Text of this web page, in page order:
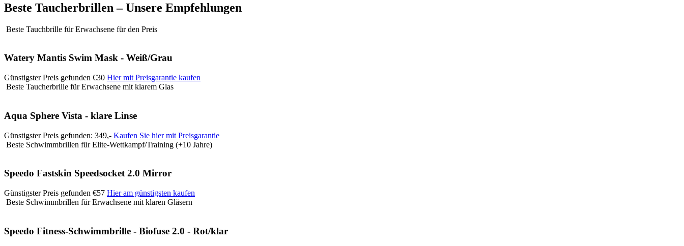
Beste Taucherbrillen – Unsere Empfehlungen
Beste Tauchbrille für Erwachsene für den Preis
Watery Mantis Swim Mask - Weiß/Grau
Günstigster Preis gefunden €30 Hier mit Preisgarantie kaufen
Beste Taucherbrille für Erwachsene mit klarem Glas
Aqua Sphere Vista - klare Linse
Günstigster Preis gefunden: 349,- Kaufen Sie hier mit Preisgarantie
Beste Schwimmbrillen für Elite-Wettkampf/Training (+10 Jahre)
Speedo Fastskin Speedsocket 2.0 Mirror
Günstigster Preis gefunden €57 Hier am günstigsten kaufen
Beste Schwimmbrillen für Erwachsene mit klaren Gläsern
Speedo Fitness-Schwimmbrille - Biofuse 2.0 - Rot/klar